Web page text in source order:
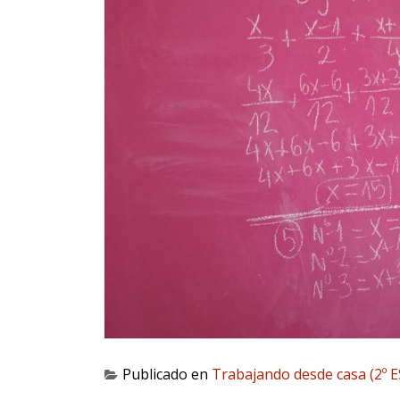
Publicado en Trabajando desde casa (2º